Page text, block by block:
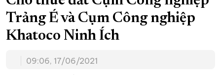
PODCAST THÔNG TIN - QUẢNG CÁO
QUY HOẠCH TỈNH KHÁNH HÒA
CHUNG TAY CẢI CÁCH HÀNH CHÍNH
Trảng É và Cụm Công nghiệp
Khatoco Ninh Ích
09:06, 17/06/2021